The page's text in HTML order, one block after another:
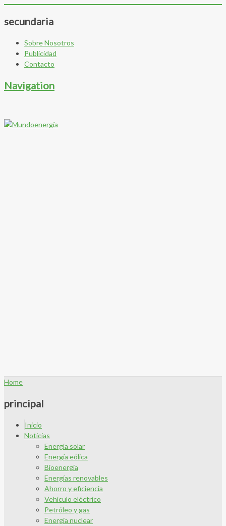
secundaria
Sobre Nosotros
Publicidad
Contacto
Navigation
Home
principal
Inicio
Noticias
Energía solar
Energía eólica
Bioenergía
Energías renovables
Ahorro y eficiencia
Vehículo eléctrico
Petróleo y gas
Energía nuclear